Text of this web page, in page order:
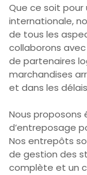
Que ce soit
internationale,
de tous les
collaborons
de partenaires
marchandises
et dans les
Nous proposons
d’entreposage
Nos entrepôts
de gestion des
complète et un